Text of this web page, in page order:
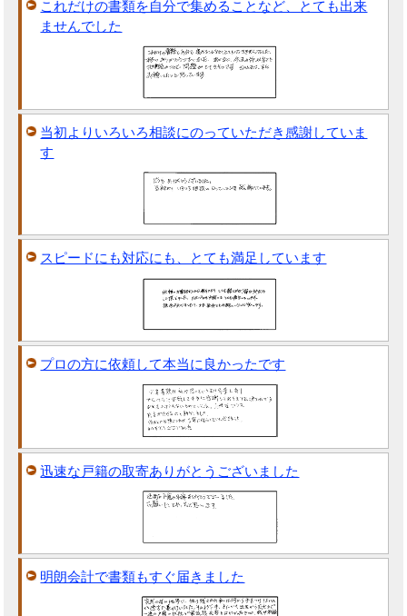
これだけの書類を自分で集めることなど、とても出来
ませんでした
当初よりいろいろ相談にのっていただき感謝していま
す
スピードにも対応にも、とても満足しています
プロの方に依頼して本当に良かったです
迅速な戸籍の取寄ありがとうございました
明朗会計で書類もすぐ届きました